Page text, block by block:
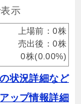
示
上場前：0株
売出後：0株
0株(0.00%)
状況詳細など
ップ情報詳細